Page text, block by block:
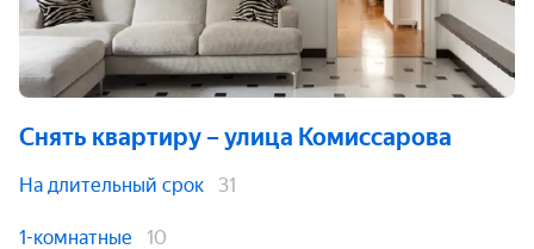
Снять квартиру – улица Комиссарова
На длительный срок 31
1-комнатные 10